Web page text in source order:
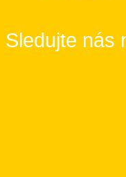
Sledujte nás